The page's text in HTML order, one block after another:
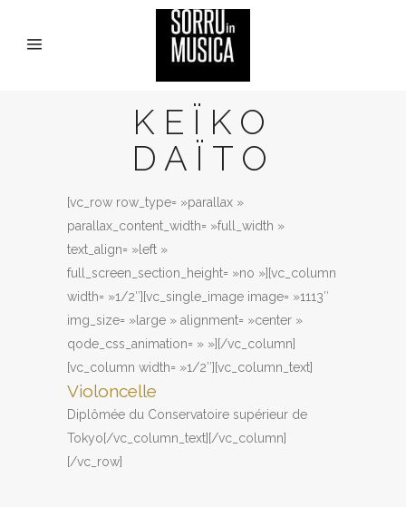
KEÏKO
DAÏTO
[vc_row row_type= »parallax »
parallax_content_width= »full_width »
text_align= »left »
full_screen_section_height= »no »][vc_column
width= »1/2″][vc_single_image image= »1113″
img_size= »large » alignment= »center »
qode_css_animation= » »][/vc_column]
[vc_column width= »1/2″][vc_column_text]
Violoncelle
Diplômée du Conservatoire supérieur de
Tokyo[/vc_column_text][/vc_column]
[/vc_row]